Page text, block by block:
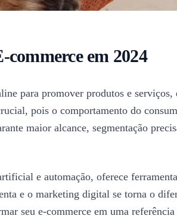
em 2024
para promover produtos e serviços,
pois o comportamento do
maior alcance, segmentação
e automação, oferece
e o marketing digital se torna o
seu e-commerce em uma